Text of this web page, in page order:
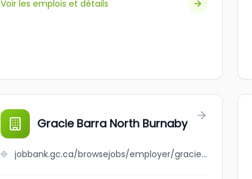
Voir les emplois et détails
Gracie Barra North Burnaby
jobbank.gc.ca/browsejobs/employer/gracie+barra+north+burnaby/ca